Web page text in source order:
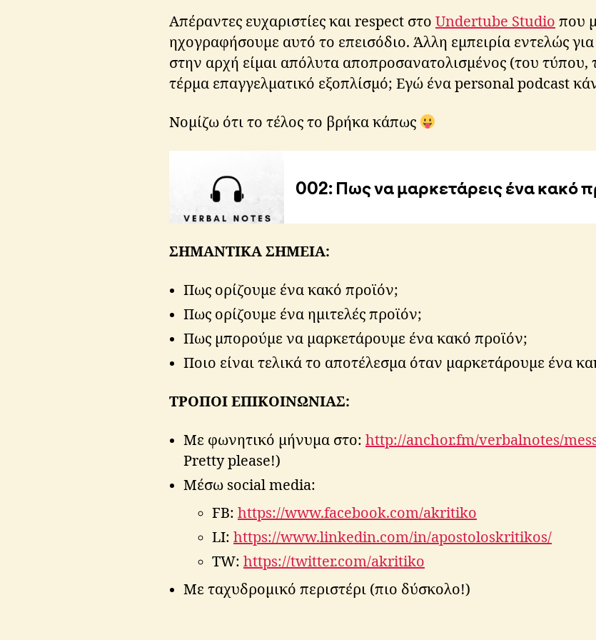
ti
k
o
s
Απέραντες ευχαριστίες και respect στο Undertube Studio που
ηχογραφήσουμε αυτό το επεισόδιο. Άλλη εμπειρία εντελώς
στην αρχή είμαι απόλυτα αποπροσανατολισμένος (του τύπου,
τέρμα επαγγελματικό εξοπλίσμό; Εγώ ένα personal podcast
Νομίζω ότι το τέλος το βρήκα κάπως
ΣΗΜΑΝΤΙΚΑ ΣΗΜΕΙΑ:
Πως ορίζουμε ένα κακό προϊόν;
Πως ορίζουμε ένα ημιτελές προϊόν;
Πως μπορούμε να μαρκετάρουμε ένα κακό προϊόν;
Ποιο είναι τελικά το αποτέλεσμα όταν μαρκετάρουμε ένα
ΤΡΟΠΟΙ ΕΠΙΚΟΙΝΩΝΙΑΣ:
Με φωνητικό μήνυμα στο: http://anchor.fm/verbalnotes/
Pretty please!)
Μέσω social media:
FB: https://www.facebook.com/akritiko
LI: https://www.linkedin.com/in/apostoloskritikos/
TW: https://twitter.com/akritiko
Με ταχυδρομικό περιστέρι (πιο δύσκολο!)